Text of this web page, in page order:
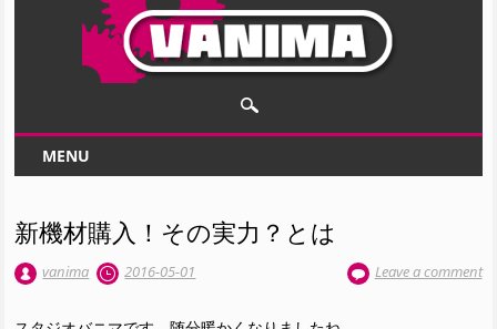
Main menu
MENU
新機材購入！その実力？とは
vanima 2016-05-01 Leave a comment